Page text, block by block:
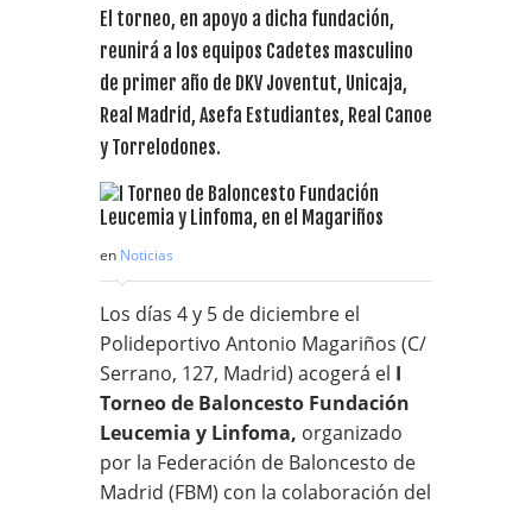
El torneo, en apoyo a dicha fundación,
reunirá a los equipos Cadetes masculino
de primer año de DKV Joventut, Unicaja,
Real Madrid, Asefa Estudiantes, Real Canoe
y Torrelodones.
en Noticias
Los días 4 y 5 de diciembre el
Polideportivo Antonio Magariños (C/
Serrano, 127, Madrid) acogerá el I
Torneo de Baloncesto Fundación
Leucemia y Linfoma, organizado
por la Federación de Baloncesto de
Madrid (FBM) con la colaboración del